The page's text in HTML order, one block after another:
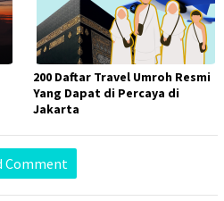
200 Daftar Travel Umroh Resmi
Yang Dapat di Percaya di
Jakarta
Comment